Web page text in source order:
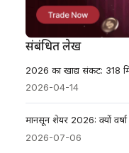
संबंधित लेख
2026-04-14
2026-07-06